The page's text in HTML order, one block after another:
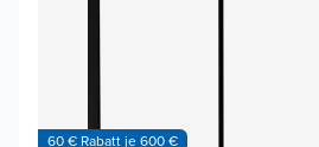
60 € Rabatt je 600 €